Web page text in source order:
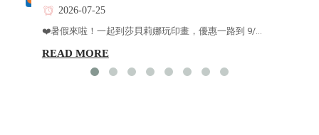
2026-07-25
❤️暑假來啦！一起到莎貝莉娜玩印畫，優惠一路到 9/...
READ MORE